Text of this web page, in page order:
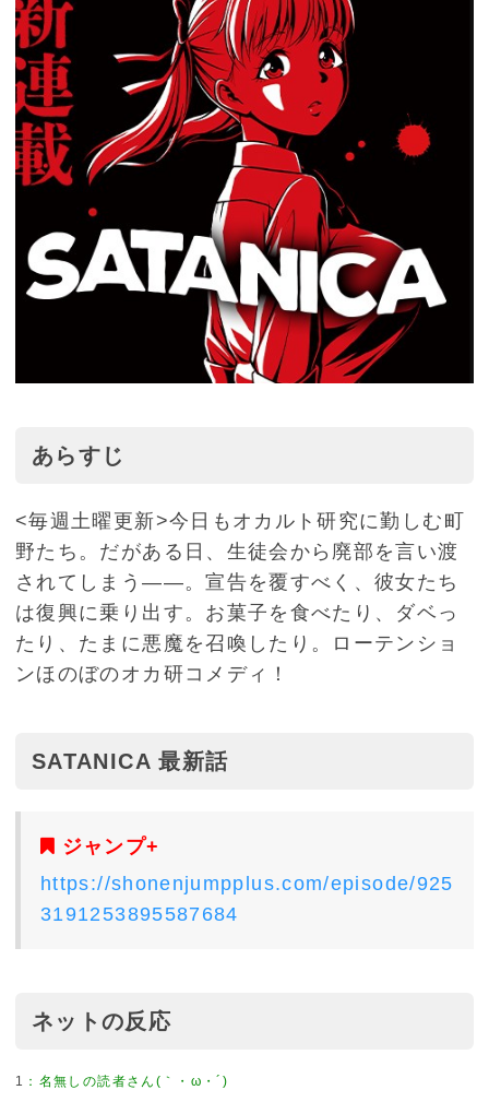
あらすじ
<毎週土曜更新>今日もオカルト研究に勤しむ町
野たち。だがある日、生徒会から廃部を言い渡
されてしまう――。宣告を覆すべく、彼女たち
は復興に乗り出す。お菓子を食べたり、ダベっ
たり、たまに悪魔を召喚したり。ローテンショ
ンほのぼのオカ研コメディ！
SATANICA 最新話
ジャンプ+
https://shonenjumpplus.com/episode/925
3191253895587684
ネットの反応
1 ： 名無しの読者さん(｀・ω・´)